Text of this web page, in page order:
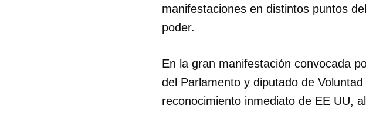
manifestaciones en distintos puntos
poder.
En la gran manifestación convocada
del Parlamento y diputado de
reconocimiento inmediato de EE UU,